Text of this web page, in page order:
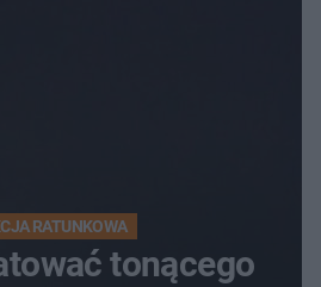
RATUNKOWA
tonącego